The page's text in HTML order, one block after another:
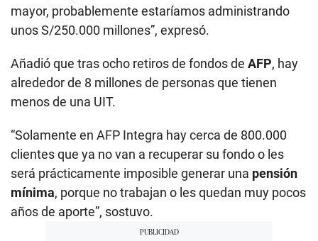
mayor, probablemente estaríamos administrando
unos S/250.000 millones”, expresó.
Añadió que tras ocho retiros de fondos de AFP, hay
alrededor de 8 millones de personas que tienen
menos de una UIT.
“Solamente en AFP Integra hay cerca de 800.000
clientes que ya no van a recuperar su fondo o les
será prácticamente imposible generar una pensión
mínima, porque no trabajan o les quedan muy pocos
años de aporte”, sostuvo.